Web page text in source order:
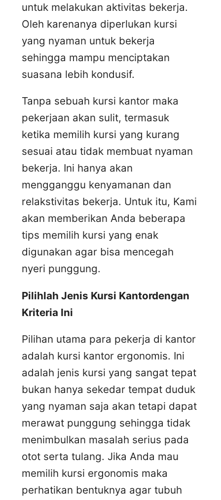
untuk melakukan aktivitas bekerja.
Oleh karenanya diperlukan kursi
yang nyaman untuk bekerja
sehingga mampu menciptakan
suasana lebih kondusif.
Tanpa sebuah kursi kantor maka
pekerjaan akan sulit, termasuk
ketika memilih kursi yang kurang
sesuai atau tidak membuat nyaman
bekerja. Ini hanya akan
mengganggu kenyamanan dan
relakstivitas bekerja. Untuk itu, Kami
akan memberikan Anda beberapa
tips memilih kursi yang enak
digunakan agar bisa mencegah
nyeri punggung.
Pilihlah Jenis Kursi Kantordengan
Kriteria Ini
Pilihan utama para pekerja di kantor
adalah kursi kantor ergonomis. Ini
adalah jenis kursi yang sangat tepat
bukan hanya sekedar tempat duduk
yang nyaman saja akan tetapi dapat
merawat punggung sehingga tidak
menimbulkan masalah serius pada
otot serta tulang. Jika Anda mau
memilih kursi ergonomis maka
perhatikan bentuknya agar tubuh